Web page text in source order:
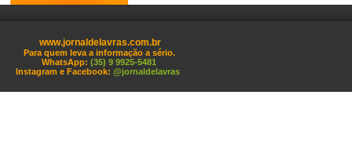
www.jornaldelavras.com.br
Para quem leva a informação a sério.
WhatsApp: (35) 9 9925-5481
Instagram e Facebook: @jornaldelavras